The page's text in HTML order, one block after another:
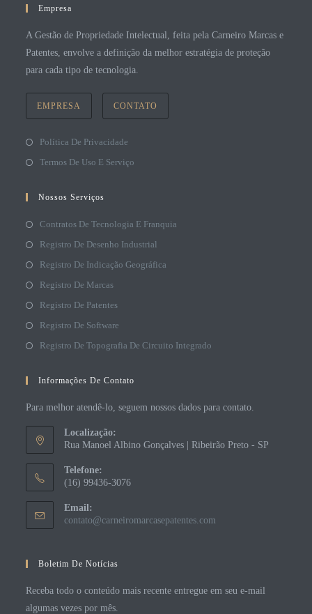
Empresa
A Gestão de Propriedade Intelectual, feita pela Carneiro Marcas e
Patentes, envolve a definição da melhor estratégia de proteção
para cada tipo de tecnologia.
EMPRESA CONTATO
Política De Privacidade
Termos De Uso E Serviço
Nossos Serviços
Contratos De Tecnologia E Franquia
Registro De Desenho Industrial
Registro De Indicação Geográfica
Registro De Marcas
Registro De Patentes
Registro De Software
Registro De Topografia De Circuito Integrado
Informações De Contato
Para melhor atendê-lo, seguem nossos dados para contato.
Localização:
Rua Manoel Albino Gonçalves | Ribeirão Preto - SP
Telefone:
(16) 99436-3076
Email:
contato@carneiromarcasepatentes.com
Boletim De Notícias
Receba todo o conteúdo mais recente entregue em seu e-mail
algumas vezes por mês.